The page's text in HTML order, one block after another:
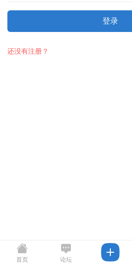
登录
还没有注册？
首页 论坛